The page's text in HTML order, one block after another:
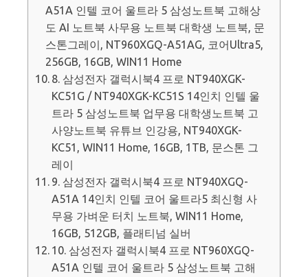
A51A 인텔 코어 울트라 5 삼성노트북 고해상
도 AI 노트북 사무용 노트북 대학생 노트북, 문
스톤그레이, NT960XGQ-A51AG, 코어Ultra5,
256GB, 16GB, WIN11 Home
8. 삼성전자 갤럭시북4 프로 NT940XGK-
KC51G / NT940XGK-KC51S 14인치 인텔 울
트라 5 삼성노트북 업무용 대학생노트북 고
사양노트북 유튜브 인강용, NT940XGK-
KC51, WIN11 Home, 16GB, 1TB, 문스톤 그
레이
9. 삼성전자 갤럭시북4 프로 NT940XGQ-
A51A 14인치 인텔 코어 울트라5 최신형 사
무용 가벼운 터치 노트북, WIN11 Home,
16GB, 512GB, 플래티넘 실버
10. 삼성전자 갤럭시북4 프로 NT960XGQ-
A51A 인텔 코어 울트라 5 삼성노트북 고해